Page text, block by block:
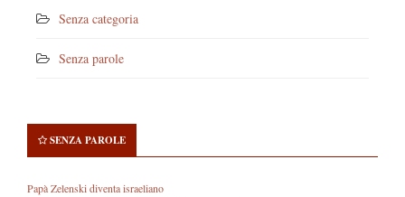
Senza categoria
Senza parole
SENZA PAROLE
Papà Zelenski diventa israeliano